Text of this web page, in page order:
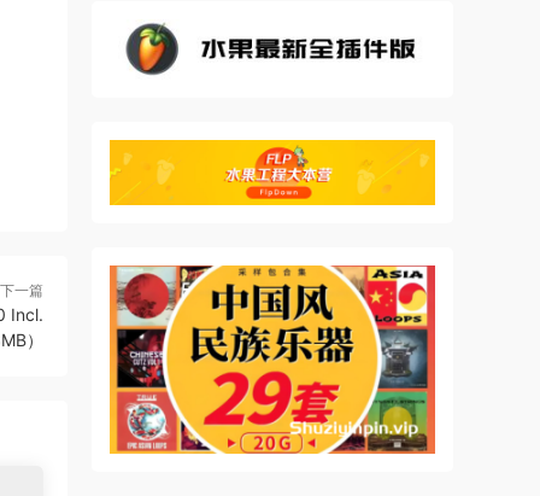
下一篇
Incl.
）